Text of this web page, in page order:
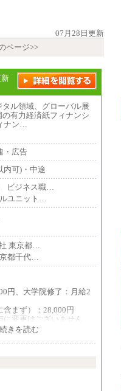
07月28日更新
ページ>>
新
ル領域、グローバル展
有力経済紙フィナンシ
ナン…
・広告
内可)・中途
ビジネス職…
ユニット…
東京都…
都千代…
円、大学院修了：月給2
まず）：28,000円
変更はございません
きを読む